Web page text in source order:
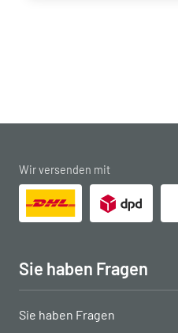
Wir versenden mit
Sie haben Fragen
Sie haben Fragen